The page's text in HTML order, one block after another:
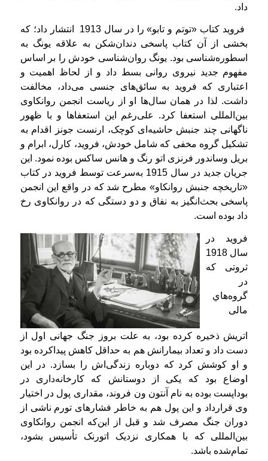
داد.
فروید کتاب «توتم و تابو» را در سال 1913 انتشار داد؛ که
بخشی از آن کتاب پاسخی دندان‌شکن به علاقه‌ یونگ به
اسطوره‌شناسی بود. یونگ روان‌شناسی خودش را بر اساس
مفهوم جدید نیروی روانی بسط داد و از لحاظ اهمیت و
اعتباری که فروید به سائق‌های جنسی می‌داد، مخالفت
داشت. لذا در همان سال‌ها او از ریاست انجمن روانکاوی
بین‌المللی استعفا کرد. علی‌رغم این استعفاها و با ظهور
ناگهانی چند جنبش حاشیه‌ای کوچک، ارنست جونز اقدام به
تشکیل گروه مخفی که شامل خودش، فروید، کارل، ابرام و
بریل وساندور فرنزی اتو رنگ و هانس ساکس بوده نمود. این
جریان جدید در سال 1915 به‌سرعت توسط فروید در کتاب
«تاریخچه‌ جنبش روانکاو» مطرح شد که در واقع این انجمن
پاسخی بحث‌انگیز به نفاق و دو دستگی که در روانکاوی رخ
داد بوده است.
فروید در
سال 1918
ثروتی که
در
گروه‌هاي
مالی
اتریش ذخیره کرده بود، به علت بروز جنگ جهانی اول از
دست داد و تعداد بیمارانش هم به حداقل کاهش پیداکرده بود
و او کوشش کرد که دوباره زندگی‌اش را بسازد. در این
اوضاع‌ بود که یکی از دوستانش که کارخانه‌داری در
بوداپست بوده به نام آنتون ون فروند، مقداری پول در اختیار
وی قرارداد و این پول هم به خاطر فشارهای تورم ناشی از
دوران جنگ مصرف شد و قبل از این‌که انجمن روانکاوی
بین‌المللی که با همکاری نزدیک اتورنک تأسیس بشود،
تمام‌شده باشد.